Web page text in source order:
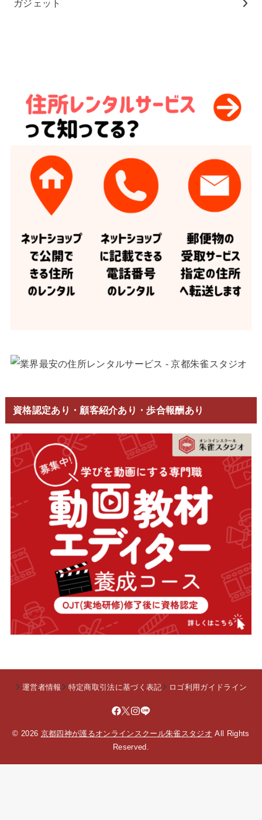
ガジェット
資格認定あり・顧客紹介あり・歩合報酬あり
運営者情報 特定商取引法に基づく表記 ロゴ利用ガイドライン
© 2026 京都四神が護るオンラインスクール朱雀スタジオ All Rights
Reserved.